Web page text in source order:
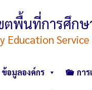
ตพื้นที่การศึก
Education
ข้อมูลองค์กร กา